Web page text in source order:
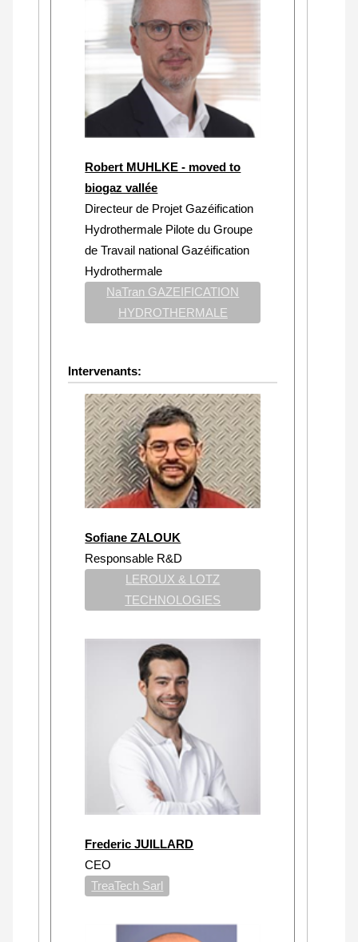
Robert MUHLKE - moved to
biogaz vallée
Directeur de Projet Gazéification
Hydrothermale Pilote du Groupe
de Travail national Gazéification
Hydrothermale
NaTran GAZEIFICATION
HYDROTHERMALE
Intervenants:
Sofiane ZALOUK
Responsable R&D
LEROUX & LOTZ
TECHNOLOGIES
Frederic JUILLARD
CEO
TreaTech Sarl